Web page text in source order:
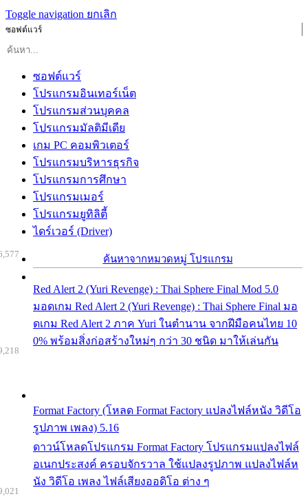
Toggle navigation ยกเลิก
ซอฟต์แวร์
ซอฟต์แวร์
โปรแกรมอินเทอร์เน็ต
โปรแกรมส่วนบุคคล
โปรแกรมมัลติมีเดีย
เกม PC คอมพิวเตอร์
โปรแกรมบริหารธุรกิจ
โปรแกรมการศึกษา
โปรแกรมเมอร์
โปรแกรมยูทิลิตี้
ไดร์เวอร์ (Driver)
ค้นหาจากหมวดหมู่ โปรแกรม
Red Alert 2 (Yuri Revenge) : Thai Sphere Final Mod 5.0
มอดเกม Red Alert 2 (Yuri Revenge) : Thai Sphere Final มอ
ดเกม Red Alert 2 ภาค Yuri ในตำนาน จากฝีมือคนไทย 10
0% พร้อมสิ่งก่อสร้างใหม่ๆ กว่า 30 ชนิด มาให้เล่นกัน
Format Factory (โหลด Format Factory แปลงไฟล์หนัง วิดีโอ
รูปภาพ เพลง) 5.16
ดาวน์โหลดโปรแกรม Format Factory โปรแกรมแปลงไฟล์
อเนกประสงค์ ครอบจักรวาล ใช้แปลงรูปภาพ แปลงไฟล์ห
นัง วิดีโอ เพลง ไฟล์เสียงออดิโอ ต่าง ๆ